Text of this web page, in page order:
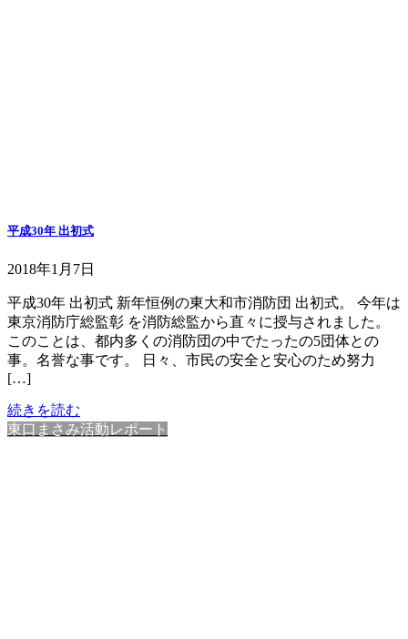
平成30年 出初式
2018年1月7日
平成30年 出初式 新年恒例の東大和市消防団 出初式。 今年は
東京消防庁総監彰 を消防総監から直々に授与されました。
このことは、都内多くの消防団の中でたったの5団体との
事。名誉な事です。 日々、市民の安全と安心のため努力
[…]
続きを読む
東口まさみ活動レポート